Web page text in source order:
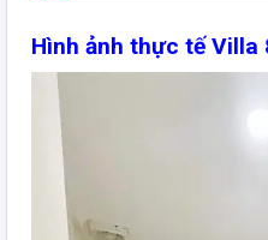
Hình ảnh thực tế Villa